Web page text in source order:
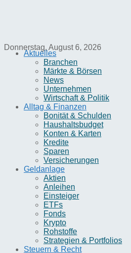
Donnerstag, August 6, 2026
Aktuelles
Branchen
Märkte & Börsen
News
Unternehmen
Wirtschaft & Politik
Alltag & Finanzen
Bonität & Schulden
Haushaltsbudget
Konten & Karten
Kredite
Sparen
Versicherungen
Geldanlage
Aktien
Anleihen
Einsteiger
ETFs
Fonds
Krypto
Rohstoffe
Strategien & Portfolios
Steuern & Recht